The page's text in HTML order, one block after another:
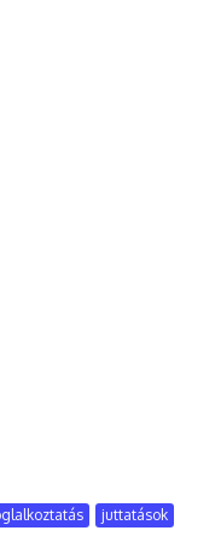
juttatások